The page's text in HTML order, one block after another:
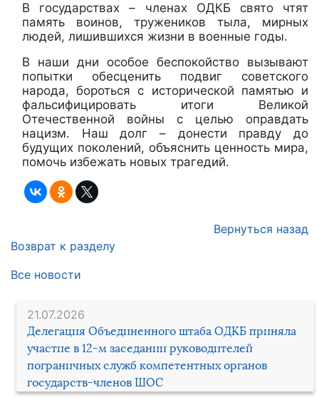
21.07.2026
Делегация Объединенного штаба ОДКБ приняла
участие в 12-м заседании руководителей
пограничных служб компетентных органов
государств-членов ШОС
В государствах – членах ОДКБ свято чтят
память воинов, тружеников тыла, мирных
людей, лишившихся жизни в военные годы.
В наши дни особое беспокойство вызывают
попытки обесценить подвиг советского
народа, бороться с исторической памятью и
фальсифицировать итоги Великой
Отечественной войны с целью оправдать
нацизм. Наш долг – донести правду до
будущих поколений, объяснить ценность мира,
помочь избежать новых трагедий.
Вернуться назад
Возврат к разделу
Все новости